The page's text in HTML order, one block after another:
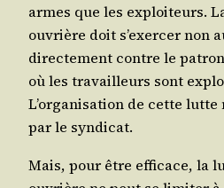
armes que les exploi­teurs.
ouvrière doit s’exercer non
direc­te­ment contre le
où les tra­vailleurs sont
L’organisation de cette
par le syndicat.
Mais, pour être effi­cace, la